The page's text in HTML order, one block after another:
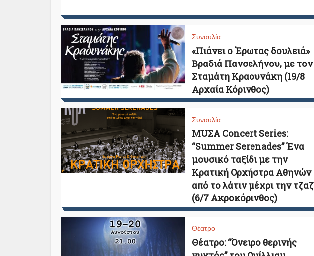
Συναυλία
«Πιάνει ο Έρωτας δουλειά»
Βραδιά Πανσελήνου, με τον
Σταμάτη Κραουνάκη (19/8
Αρχαία Κόρινθος)
Συναυλία
ΜUΣΑ Concert Series:
“Summer Serenades” Ένα
μουσικό ταξίδι με την
Κρατική Ορχήστρα Αθηνών
από το λάτιν μέχρι την τζαζ
(6/7 Ακροκόρινθος)
Θέατρο
Θέατρο: “Όνειρο θερινής